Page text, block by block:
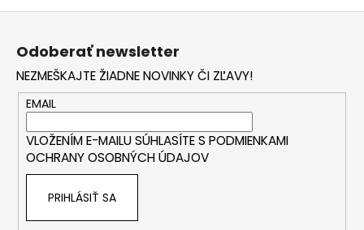
Z
Odoberať newsletter
NEZMEŠKAJTE ŽIADNE NOVINKY ČI ZĽAVY!
EMAIL
VLOŽENÍM E-MAILU SÚHLASÍTE S PODMIENKAMI
OCHRANY OSOBNÝCH ÚDAJOV
PRIHLÁSIŤ SA